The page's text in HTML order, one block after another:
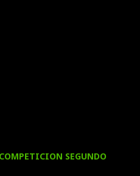
SEGUNDO